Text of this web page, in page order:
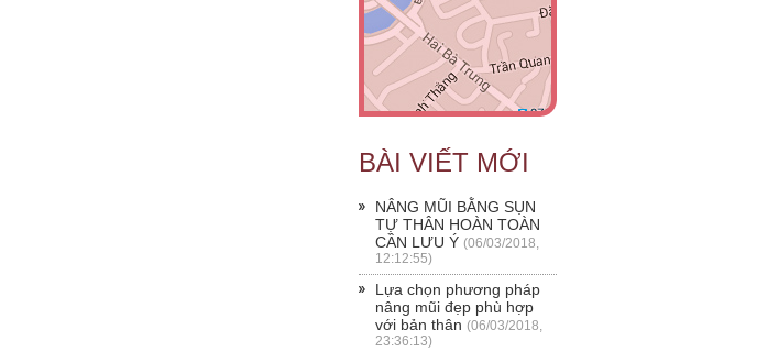
BÀI VIẾT MỚI
NÂNG MŨI BẰNG SỤN
TỰ THÂN HOÀN TOÀN
CẦN LƯU Ý (06/03/2018,
12:12:55)
Lựa chọn phương pháp
nâng mũi đẹp phù hợp
với bản thân (06/03/2018,
23:36:13)